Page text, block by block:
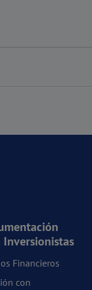
Inversionistas
Financieros
con